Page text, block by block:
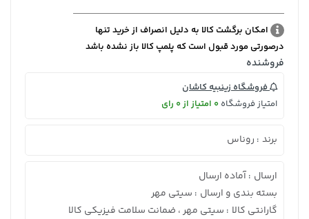
امکان برگشت کالا به دلیل انصراف از خرید تنها
درصورتی مورد قبول است که پلمپ کالا باز نشده باشد
فروشنده
فروشگاه زینبیه کاشان
امتیاز فروشگاه 0 امتیاز از 0 رای
برند : روناس
ارسال : آماده ارسال
بسته بندی و ارسال : سیتی مهر
گارانتی کالا : سیتی مهر ، ضمانت سلامت فیزیکی کالا